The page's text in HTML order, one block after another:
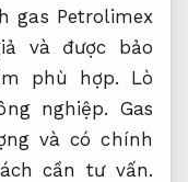
gas Petrolimex
và được bảo
phù hợp. Lò
nghiệp. Gas
và có chính
cần tư vấn.